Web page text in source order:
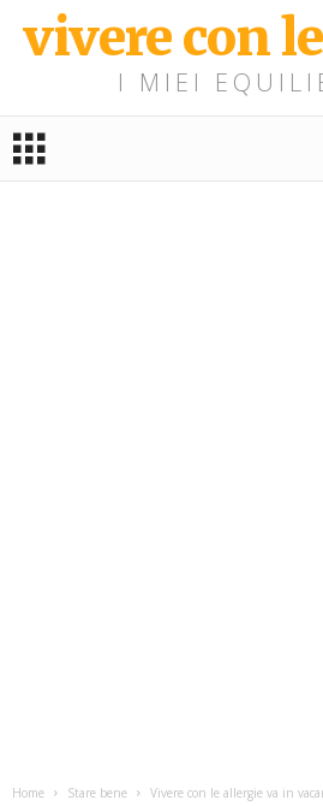
vivere con
I MIEI
Home Stare bene Vivere con le allergie va in